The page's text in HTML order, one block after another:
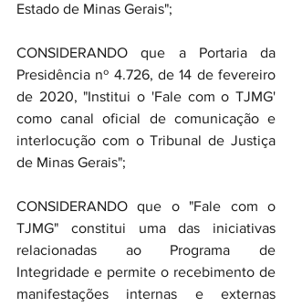
Estado de Minas Gerais";
CONSIDERANDO que a Portaria da
Presidência nº 4.726, de 14 de fevereiro
de 2020, "Institui o 'Fale com o TJMG'
como canal oficial de comunicação e
interlocução com o Tribunal de Justiça
de Minas Gerais";
CONSIDERANDO que o "Fale com o
TJMG" constitui uma das iniciativas
relacionadas ao Programa de
Integridade e permite o recebimento de
manifestações internas e externas